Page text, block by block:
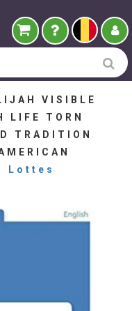
VISIBLE
LIFE TORN
TRADITION
Lottes